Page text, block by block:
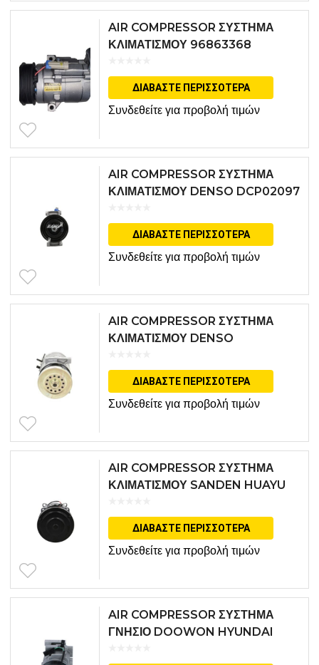
AIR COMPRESSOR ΣΥΣΤΗΜΑ
ΚΛΙΜΑΤΙΣΜΟΥ 96863368
ΔΙΑΒΆΣΤΕ ΠΕΡΙΣΣΌΤΕΡΑ
Συνδεθείτε για προβολή τιμών
AIR COMPRESSOR ΣΥΣΤΗΜΑ
ΚΛΙΜΑΤΙΣΜΟΥ DENSO DCP02097
ΔΙΑΒΆΣΤΕ ΠΕΡΙΣΣΌΤΕΡΑ
Συνδεθείτε για προβολή τιμών
AIR COMPRESSOR ΣΥΣΤΗΜΑ
ΚΛΙΜΑΤΙΣΜΟΥ DENSO
ΔΙΑΒΆΣΤΕ ΠΕΡΙΣΣΌΤΕΡΑ
Συνδεθείτε για προβολή τιμών
AIR COMPRESSOR ΣΥΣΤΗΜΑ
ΚΛΙΜΑΤΙΣΜΟΥ SANDEN HUAYU
ΔΙΑΒΆΣΤΕ ΠΕΡΙΣΣΌΤΕΡΑ
Συνδεθείτε για προβολή τιμών
AIR COMPRESSOR ΣΥΣΤΗΜΑ
ΓΝΗΣΙΟ DOOWON HYUNDAI